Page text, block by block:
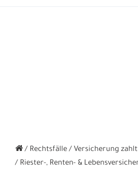
Rechtsfälle
Versicherung
Riester-, Renten- &